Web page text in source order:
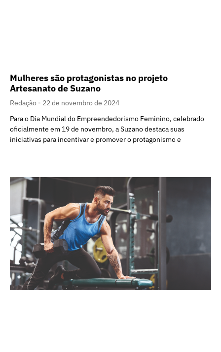
Mulheres são protagonistas no projeto
Artesanato de Suzano
Redação
22 de novembro de 2024
Para o Dia Mundial do Empreendedorismo Feminino, celebrado
oficialmente em 19 de novembro, a Suzano destaca suas
iniciativas para incentivar e promover o protagonismo e